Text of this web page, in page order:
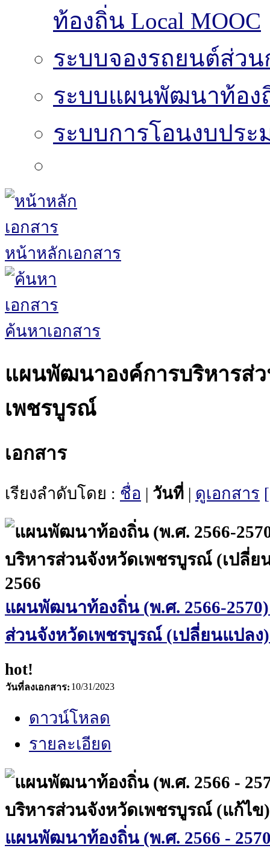
ท้องถิ่น Local MOOC
ระบบจองรถยนต์ส่วน
ระบบแผนพัฒนาท้อง
ระบบการโอนงบปร
หน้าหลักเอกสาร
ค้นหาเอกสาร
แผนพัฒนาองค์การบริหารส่
เพชรบูรณ์
เอกสาร
เรียงลำดับโดย : ชื่อ | วันที่ | ดูเอกสาร
แผนพัฒนาท้องถิ่น (พ.ศ. 2566-
ส่วนจังหวัดเพชรบูรณ์ (เปลี่ยนแปลง)
hot!
วันที่ลงเอกสาร: 10/31/2023
ดาวน์โหลด
รายละเอียด
แผนพัฒนาท้องถิ่น (พ.ศ. 2566 -